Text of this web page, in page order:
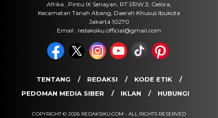
Chicago Fire vs Necaxa, Hasil
Pertandingan dan Jalannya Laga
Jumat, 7 Agu 2026 - 08:31 WIB
POPULER
Sosok Ini Bongkar Siapa Sebenarnya Dalang Demo 25
Agustus yang Berakhir Ricuh: Bukan Intervensi Asing